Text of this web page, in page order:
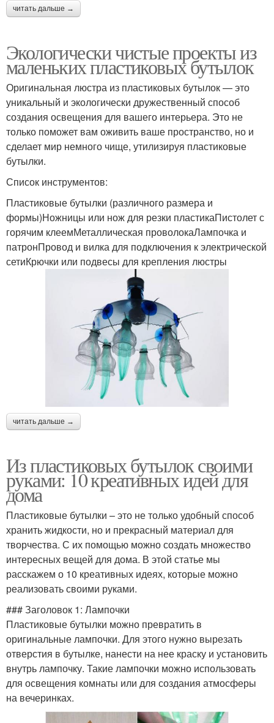
читать дальше →
Экологически чистые проекты из
маленьких пластиковых бутылок
Оригинальная люстра из пластиковых бутылок — это
уникальный и экологически дружественный способ
создания освещения для вашего интерьера. Это не
только поможет вам оживить ваше пространство, но и
сделает мир немного чище, утилизируя пластиковые
бутылки.
Список инструментов:
Пластиковые бутылки (различного размера и
формы)Ножницы или нож для резки пластикаПистолет с
горячим клеемМеталлическая проволокаЛампочка и
патронПровод и вилка для подключения к электрической
сетиКрючки или подвесы для крепления люстры
читать дальше →
Из пластиковых бутылок своими
руками: 10 креативных идей для
дома
Пластиковые бутылки – это не только удобный способ
хранить жидкости, но и прекрасный материал для
творчества. С их помощью можно создать множество
интересных вещей для дома. В этой статье мы
расскажем о 10 креативных идеях, которые можно
реализовать своими руками.
### Заголовок 1: Лампочки
Пластиковые бутылки можно превратить в
оригинальные лампочки. Для этого нужно вырезать
отверстия в бутылке, нанести на нее краску и установить
внутрь лампочку. Такие лампочки можно использовать
для освещения комнаты или для создания атмосферы
на вечеринках.